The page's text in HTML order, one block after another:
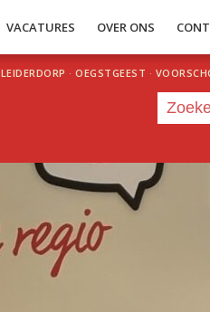
VACATURES OVER ONS
LEIDERDORP · OEGSTGEEST ·